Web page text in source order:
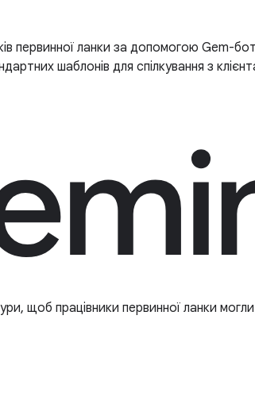
первинної ланки за допомогою Gem-
шаблонів для спілкування з
щоб працівники первинної ланки